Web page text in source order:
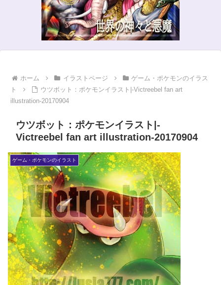
ホーム イラストページ
ゲーム・ポケモンのイラス
ト
ウツボット：ポケモンイラスト|-Victreebel fan art
illustration-20170904
ウツボット：ポケモンイラスト|-
Victreebel fan art illustration-20170904
ゲーム・ポケモンのイラスト